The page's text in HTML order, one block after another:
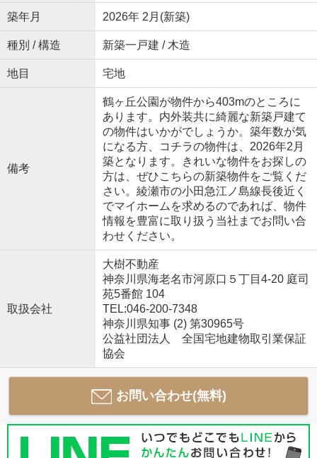
築年月 2026年 2月(新築)
種別 / 構造 新築一戸建 / 木造
地目 宅地
備考
鶴ヶ丘公園が物件から403mのところに
あります。内外装共に綺麗な新築戸建て
の物件はいかがでしょうか。築年数が気
になる方、コチラの物件は、2026年2月
築となります。きれいな物件をお探しの
方は、ぜひこちらの新築物件をご覧くだ
さい。綾瀬市の小田急江ノ島線長後近く
でマイホームを求めるのであれば、物件
情報を豊富に取り扱う当社までお問い合
わせください。
取扱会社
大樹不動産
神奈川県海老名市河原口５丁目4-20 庭司
苑5番館 104
TEL:046-200-7348
神奈川県知事 (2) 第30965号
公益社団法人 全国宅地建物取引業保証
協会
お問い合わせ(無料)